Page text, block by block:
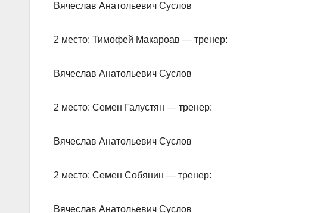
Вячеслав Анатольевич Суслов
2 место: Тимофей Макароав — тренер:
Вячеслав Анатольевич Суслов
2 место: Семен Галустян — тренер:
Вячеслав Анатольевич Суслов
2 место: Семен Собянин — тренер:
Вячеслав Анатольевич Суслов